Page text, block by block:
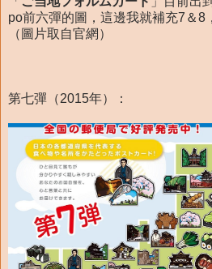
po前六彈的圖，這邊我就補充7＆8，
（圖片取自官網）
第七彈（2015年）：